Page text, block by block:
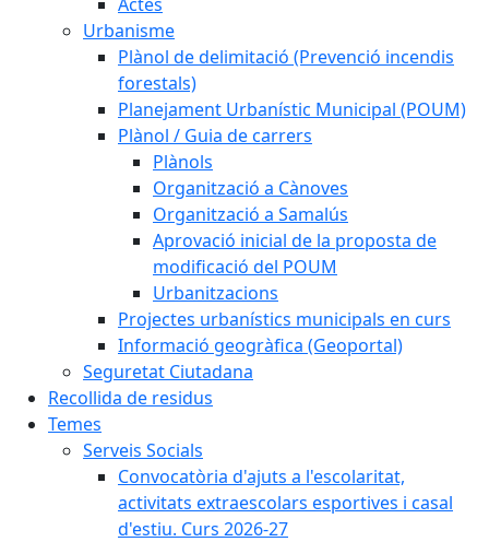
Urbanisme
Plànol de delimitació (Prevenció incendis
forestals)
Planejament Urbanístic Municipal (POUM)
Plànol / Guia de carrers
Plànols
Organització a Cànoves
Organització a Samalús
Aprovació inicial de la proposta de
modificació del POUM
Urbanitzacions
Projectes urbanístics municipals en curs
Informació geogràfica (Geoportal)
Seguretat Ciutadana
Recollida de residus
Temes
Serveis Socials
Convocatòria d'ajuts a l'escolaritat,
activitats extraescolars esportives i casal
d'estiu. Curs 2026-27